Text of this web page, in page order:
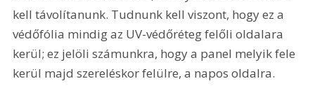
kell távolítanunk. Tudnunk kell viszont, hogy ez a
védőfólia mindig az UV-védőréteg felőli oldalara
kerül; ez jelöli számunkra, hogy a panel melyik fele
kerül majd szereléskor felülre, a napos oldalra.